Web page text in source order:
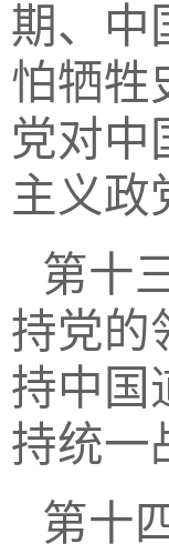
期、中
怕牺牲
党对中
主义政
第十
持党的
持中国
持统一
第十